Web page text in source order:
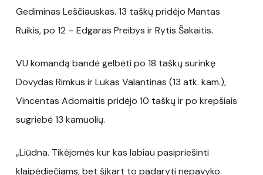
Gediminas Leščiauskas. 13 taškų pridėjo Mantas
Ruikis, po 12 – Edgaras Preibys ir Rytis Šakaitis.
VU komandą bandė gelbėti po 18 taškų surinkę
Dovydas Rimkus ir Lukas Valantinas (13 atk. kam.),
Vincentas Adomaitis pridėjo 10 taškų ir po krepšiais
sugriebė 13 kamuolių.
„Liūdna. Tikėjomės kur kas labiau pasipriešinti
klaipėdiečiams, bet šįkart to padaryti nepavyko.